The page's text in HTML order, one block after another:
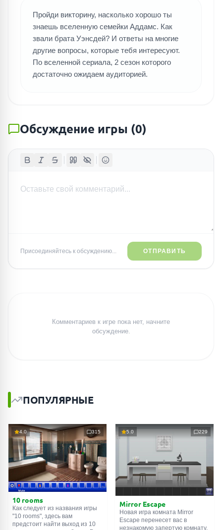
Пройди викторину, насколько хорошо ты
знаешь вселенную семейки Аддамс. Как
звали брата Уэнсдей? И ответы на многие
другие вопросы, которые тебя интересуют.
По вселенной сериала, 2 сезон которого
достаточно ожидаем аудиторией.
Обсуждение игры (0)
Присоединяйтесь к обсуждению... ОТПРАВИТЬ
Комментариев к игре пока нет, начните
обсуждение.
ПОПУЛЯРНЫЕ
4.0 315
10 rooms
Как следует из названия игры
"10 rooms", здесь вам
предстоит найти выход из 10
5.0 229
Mirror Escape
Новая игра комната Mirror
Escape перенесет вас в
незнакомую запертую комнату,